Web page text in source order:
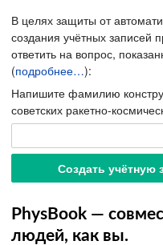
В целях защиты от
создания учётных записей
ответить на вопрос,
(подробнее…):
Напишите фамилию
советских ракетно-
PhysBook —
людей, как вы.